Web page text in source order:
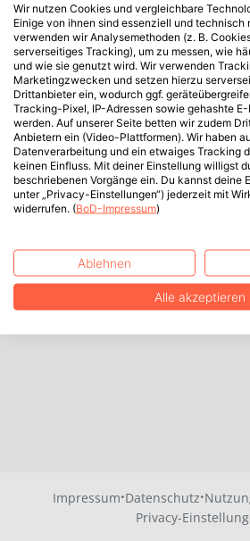
Impressum·Datenschutz·
Privacy-
Wir nutzen Cookies und vergleichbare
Einige von ihnen sind essenziell und technisch
verwenden wir Analysemethoden (z. B.
serverseitiges Tracking), um zu messen, wie
und wie sie genutzt wird. Wir verwenden
Marketingzwecken und setzen hierzu
Drittanbieter ein, wodurch ggf.
Tracking-Pixel, IP-Adressen sowie gehashte
werden. Auf unserer Seite betten wir zudem
Anbietern ein (Video-Plattformen). Wir haben
Datenverarbeitung und ein etwaiges Tracking
keinen Einfluss. Mit deiner Einstellung willigst
beschriebenen Vorgänge ein. Du kannst deine
unter „Privacy-Einstellungen“) jederzeit mit
widerrufen. (BoD-Impressum)
Ablehnen
Alle akzeptieren